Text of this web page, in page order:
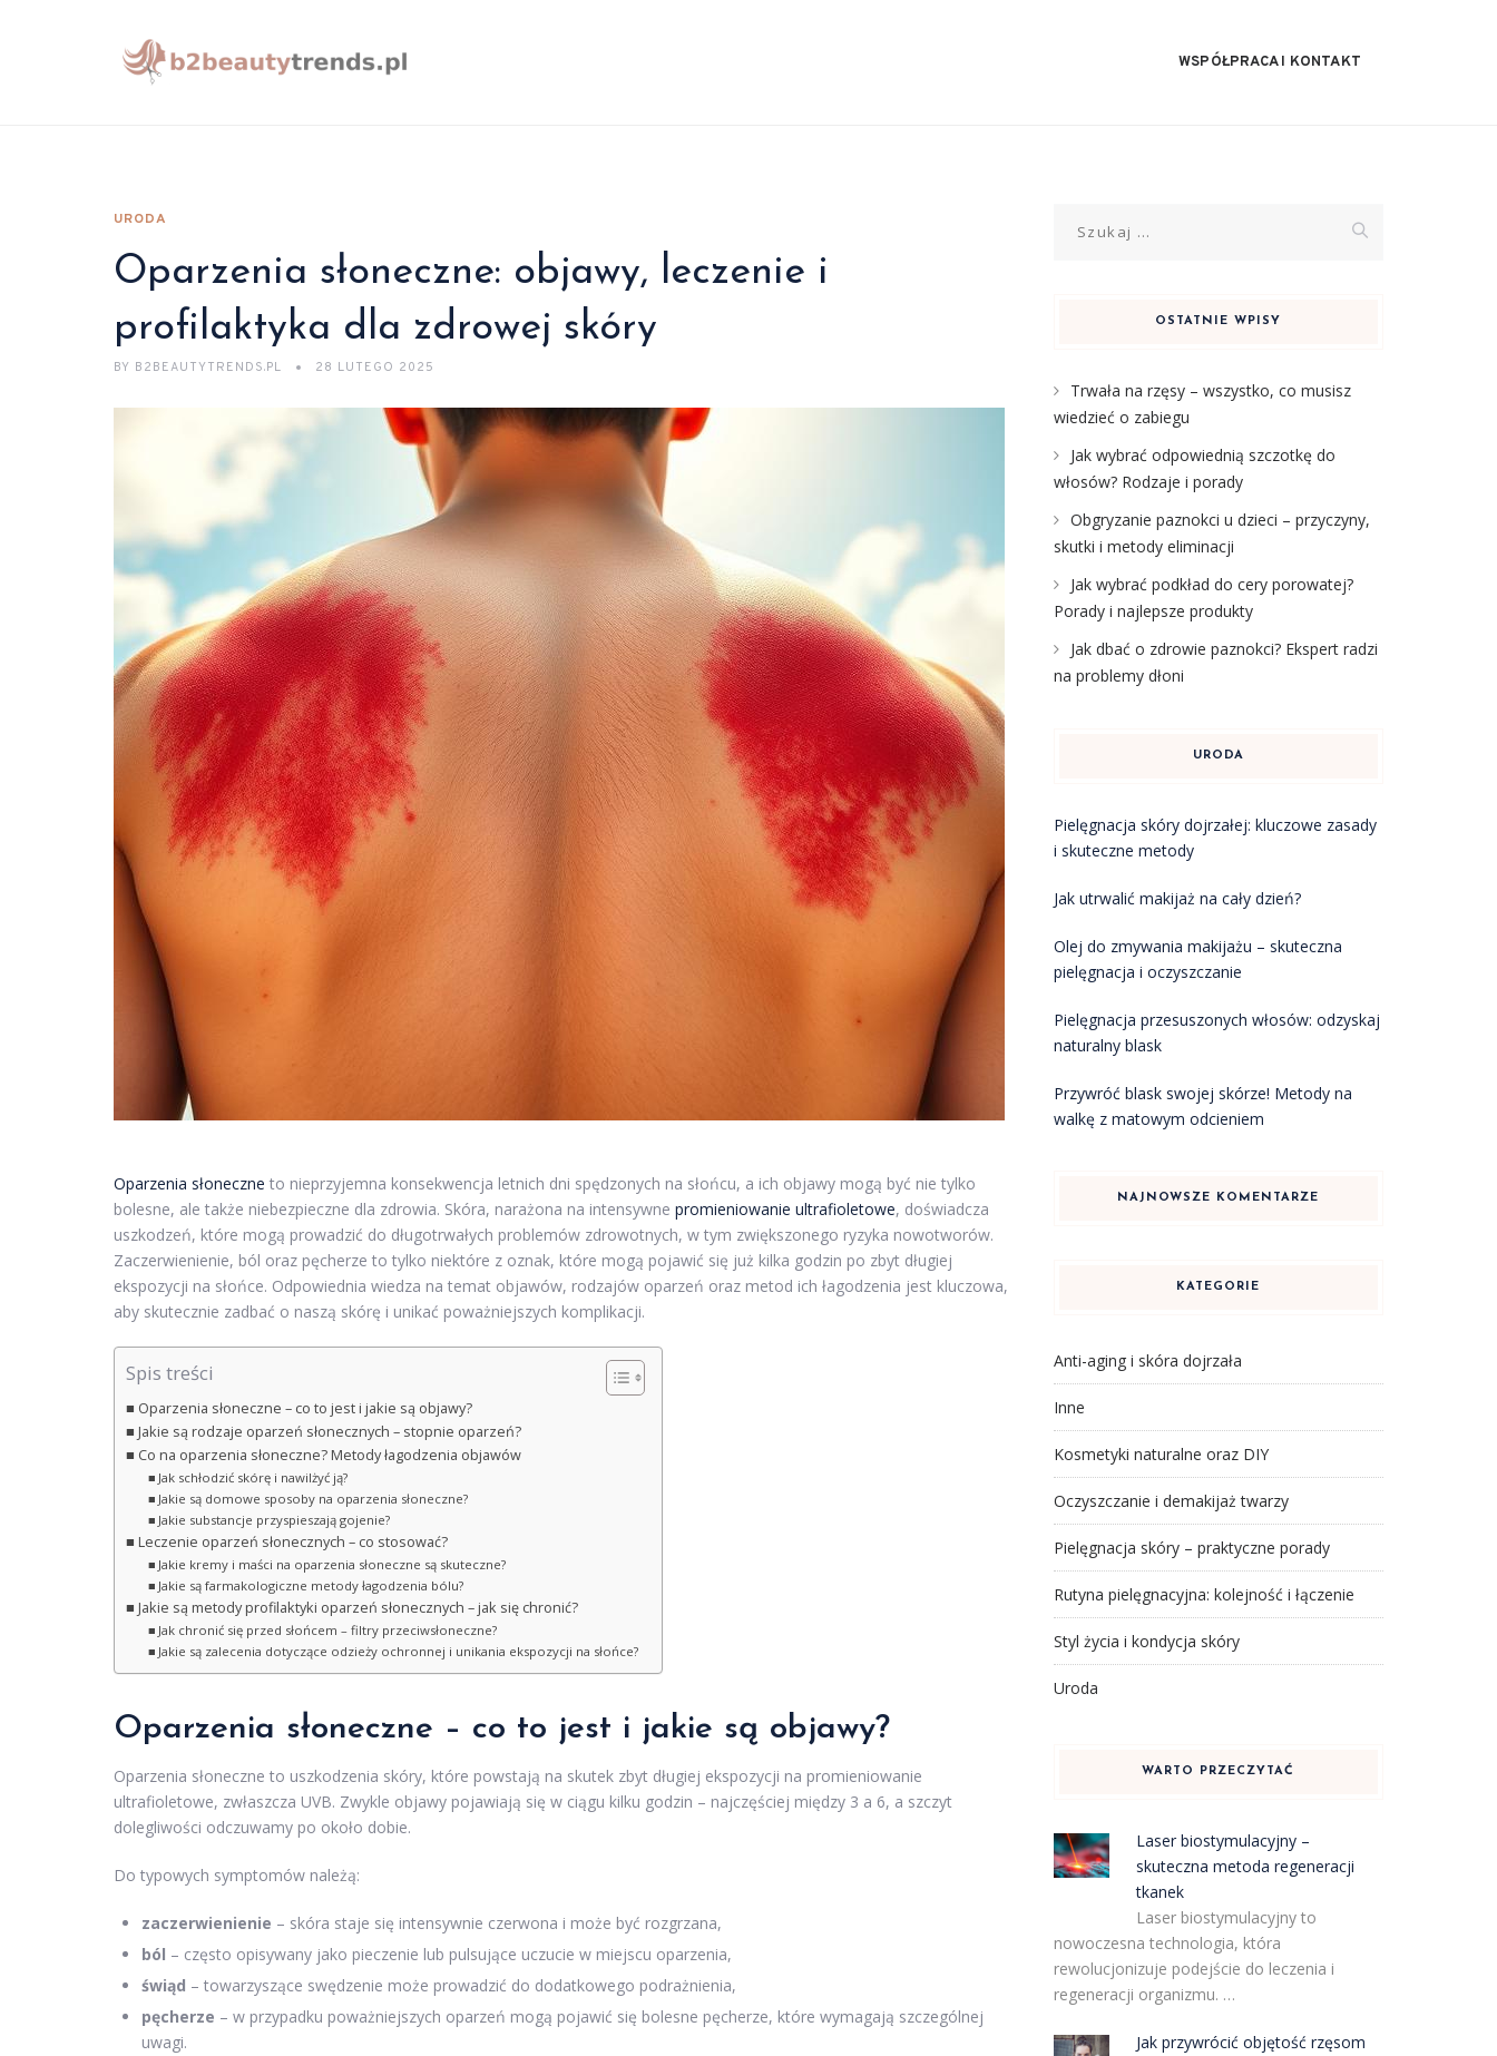
WSPÓŁPRACA I KONTAKT
URODA
Oparzenia słoneczne: objawy, leczenie i
profilaktyka dla zdrowej skóry
BY B2BEAUTYTRENDS.PL 28 LUTEGO 2025
Oparzenia słoneczne to nieprzyjemna konsekwencja letnich dni spędzonych na słońcu, a ich objawy mogą być nie tylko
bolesne, ale także niebezpieczne dla zdrowia. Skóra, narażona na intensywne promieniowanie ultrafioletowe, doświadcza
uszkodzeń, które mogą prowadzić do długotrwałych problemów zdrowotnych, w tym zwiększonego ryzyka nowotworów.
Zaczerwienienie, ból oraz pęcherze to tylko niektóre z oznak, które mogą pojawić się już kilka godzin po zbyt długiej
ekspozycji na słońce. Odpowiednia wiedza na temat objawów, rodzajów oparzeń oraz metod ich łagodzenia jest kluczowa,
aby skutecznie zadbać o naszą skórę i unikać poważniejszych komplikacji.
Spis treści
Oparzenia słoneczne – co to jest i jakie są objawy?
Jakie są rodzaje oparzeń słonecznych – stopnie oparzeń?
Co na oparzenia słoneczne? Metody łagodzenia objawów
Jak schłodzić skórę i nawilżyć ją?
Jakie są domowe sposoby na oparzenia słoneczne?
Jakie substancje przyspieszają gojenie?
Leczenie oparzeń słonecznych – co stosować?
Jakie kremy i maści na oparzenia słoneczne są skuteczne?
Jakie są farmakologiczne metody łagodzenia bólu?
Jakie są metody profilaktyki oparzeń słonecznych – jak się chronić?
Jak chronić się przed słońcem – filtry przeciwsłoneczne?
Jakie są zalecenia dotyczące odzieży ochronnej i unikania ekspozycji na słońce?
Oparzenia słoneczne – co to jest i jakie są objawy?
Oparzenia słoneczne to uszkodzenia skóry, które powstają na skutek zbyt długiej ekspozycji na promieniowanie
ultrafioletowe, zwłaszcza UVB. Zwykle objawy pojawiają się w ciągu kilku godzin – najczęściej między 3 a 6, a szczyt
dolegliwości odczuwamy po około dobie.
Do typowych symptomów należą:
zaczerwienienie – skóra staje się intensywnie czerwona i może być rozgrzana,
ból – często opisywany jako pieczenie lub pulsujące uczucie w miejscu oparzenia,
świąd – towarzyszące swędzenie może prowadzić do dodatkowego podrażnienia,
pęcherze – w przypadku poważniejszych oparzeń mogą pojawić się bolesne pęcherze, które wymagają szczególnej
uwagi.
OSTATNIE WPISY
Trwała na rzęsy – wszystko, co musisz
wiedzieć o zabiegu
Jak wybrać odpowiednią szczotkę do
włosów? Rodzaje i porady
Obgryzanie paznokci u dzieci – przyczyny,
skutki i metody eliminacji
Jak wybrać podkład do cery porowatej?
Porady i najlepsze produkty
Jak dbać o zdrowie paznokci? Ekspert radzi
na problemy dłoni
URODA
Pielęgnacja skóry dojrzałej: kluczowe zasady
i skuteczne metody
Jak utrwalić makijaż na cały dzień?
Olej do zmywania makijażu – skuteczna
pielęgnacja i oczyszczanie
Pielęgnacja przesuszonych włosów: odzyskaj
naturalny blask
Przywróć blask swojej skórze! Metody na
walkę z matowym odcieniem
NAJNOWSZE KOMENTARZE
KATEGORIE
Anti-aging i skóra dojrzała
Inne
Kosmetyki naturalne oraz DIY
Oczyszczanie i demakijaż twarzy
Pielęgnacja skóry – praktyczne porady
Rutyna pielęgnacyjna: kolejność i łączenie
Styl życia i kondycja skóry
Uroda
WARTO PRZECZYTAĆ
Laser biostymulacyjny –
skuteczna metoda regeneracji
tkanek
Laser biostymulacyjny to
nowoczesna technologia, która
rewolucjonizuje podejście do leczenia i
regeneracji organizmu. …
Jak przywrócić objętość rzęsom